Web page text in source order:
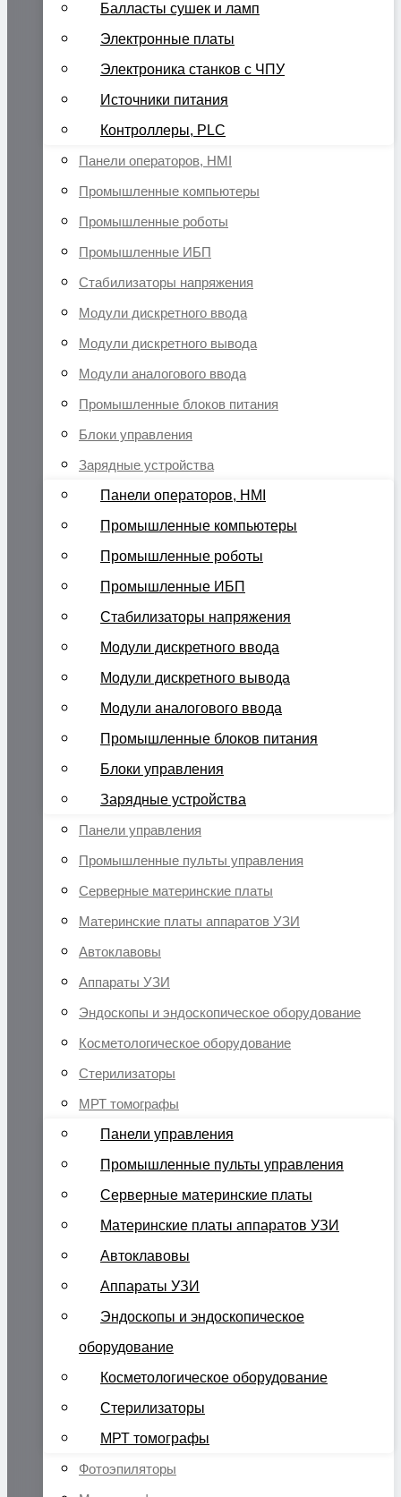
Балласты сушек и ламп
Электронные платы
Электроника станков с ЧПУ
Источники питания
Контроллеры, PLC
Панели операторов, HMI
Промышленные компьютеры
Промышленные роботы
Промышленные ИБП
Стабилизаторы напряжения
Модули дискретного ввода
Модули дискретного вывода
Модули аналогового ввода
Промышленные блоков питания
Блоки управления
Зарядные устройства
Панели операторов, HMI
Промышленные компьютеры
Промышленные роботы
Промышленные ИБП
Стабилизаторы напряжения
Модули дискретного ввода
Модули дискретного вывода
Модули аналогового ввода
Промышленные блоков питания
Блоки управления
Зарядные устройства
Панели управления
Промышленные пульты управления
Серверные материнские платы
Материнские платы аппаратов УЗИ
Автоклавовы
Аппараты УЗИ
Эндоскопы и эндоскопическое оборудование
Косметологическое оборудование
Стерилизаторы
МРТ томографы
Панели управления
Промышленные пульты управления
Серверные материнские платы
Материнские платы аппаратов УЗИ
Автоклавовы
Аппараты УЗИ
Эндоскопы и эндоскопическое
оборудование
Косметологическое оборудование
Стерилизаторы
МРТ томографы
Фотоэпиляторы